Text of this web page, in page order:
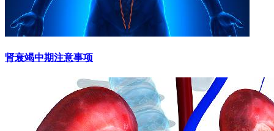
肾衰竭中期注意事项